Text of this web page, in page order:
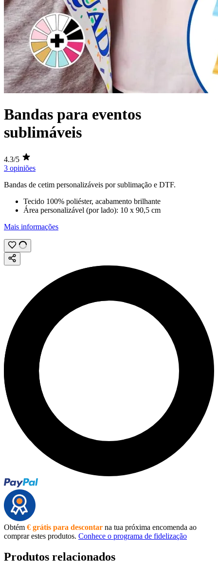
Bandas para eventos
sublimáveis
4.3/5
3 opiniões
Bandas de cetim personalizáveis porsublimação e DTF.
Tecido 100% poliéster, acabamento brilhante
Área personalizável (por lado): 10 x 90,5 cm
Mais informações
Obtém € grátis para descontar na tua próxima encomenda ao
comprar estes produtos. Conhece o programa de fidelização
Produtos relacionados